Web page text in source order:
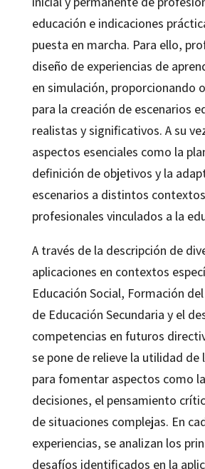
educación e indicaciones
puesta en marcha. Para ello,
diseño de experiencias de
en simulación, proporcionando
para la creación de escenarios
realistas y significativos. A su
aspectos esenciales como la
definición de objetivos y la
escenarios a distintos
profesionales vinculados a la
A través de la descripción de
aplicaciones en contextos
Educación Social, Formación
de Educación Secundaria y el
competencias en futuros
se pone de relieve la utilidad de
para fomentar aspectos como
decisiones, el pensamiento
de situaciones complejas. En
experiencias, se analizan los
desafíos identificados en la